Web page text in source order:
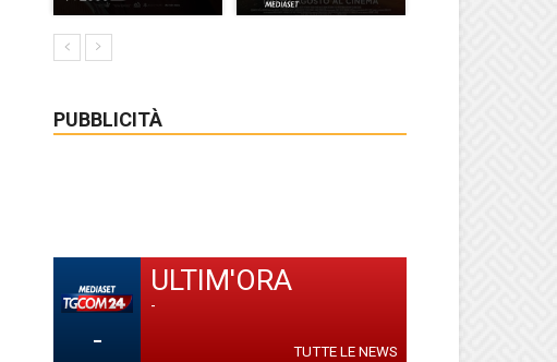
PUBBLICITÀ
-
ULTIM'ORA
-
TUTTE LE NEWS